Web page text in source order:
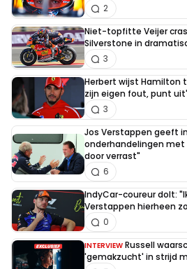
2
Niet-topfitte Veijer
Silverstone in
3
Herbert wijst Hamilton
zijn eigen fout, punt
3
Jos Verstappen geeft
onderhandelingen met
door verrast"
6
IndyCar-coureur dolt:
Verstappen hierheen
0
INTERVIEW Russell
'gemakzucht' in strijd